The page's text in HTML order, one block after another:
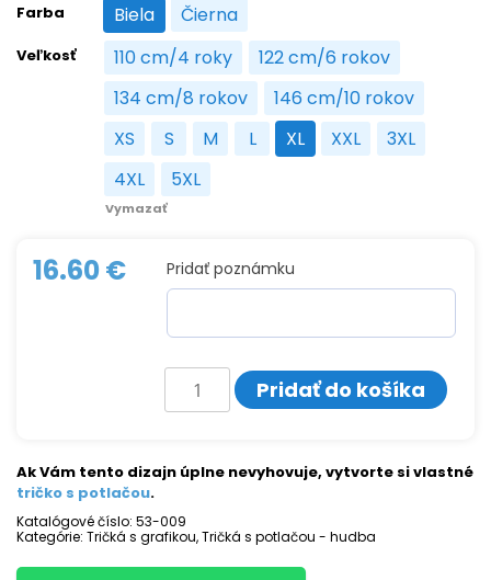
Farba Biela
Biela Čierna
Čierna
Veľkosť 110 cm/4 roky
110 cm/4 roky122 cm/6 rokov
122 cm/6 rokov
134 cm/8 rokov
134 cm/8 rokov146 cm/10 rokov
146 cm/10 rokov
XS
XS S
S M
M LL XL
XL XXL
XXL 3XL
3XL
4XL
4XL 5XL
5XL
Vymazať
16.60€ Pridať poznámku
množstvo
Tričko
s
Pridať do košíka
Ak Vám tento dizajn úplne nevyhovuje, vytvorte si vlastné
tričko s potlačou.
Katalógové číslo: 53-009
Kategórie: Tričká s grafikou,Tričká s potlačou - hudba